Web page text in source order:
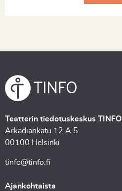
Teatterin tiedotuskeskus TINFO
Arkadiankatu 12 A 5
00100 Helsinki
tinfo@tinfo.fi
Ajankohtaista